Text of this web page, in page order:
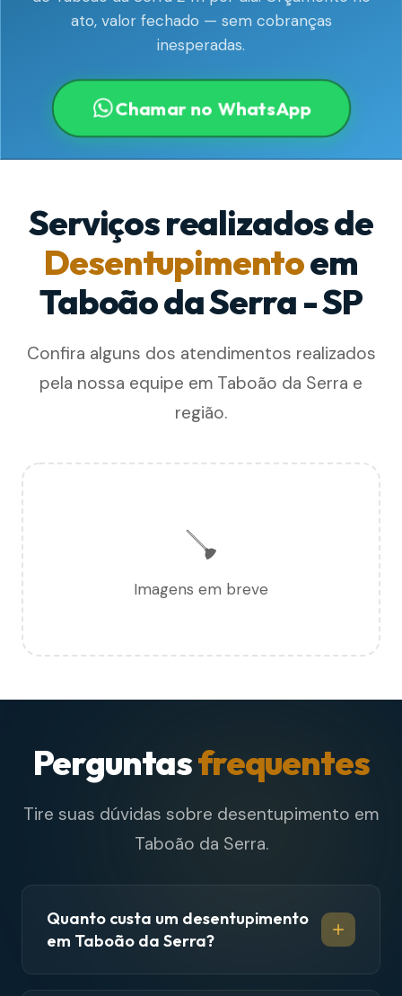
ato, valor fechado — sem cobranças
inesperadas.
Chamar no WhatsApp
Serviços realizados de
Desentupimentoem
Taboão da Serra - SP
Confira alguns dos atendimentos realizados
pela nossa equipe em Taboão da Serra e
região.
🪠
Imagens em breve
Perguntasfrequentes
Tire suas dúvidas sobre desentupimento em
Taboão da Serra.
Quanto custa um desentupimento
em Taboão da Serra?